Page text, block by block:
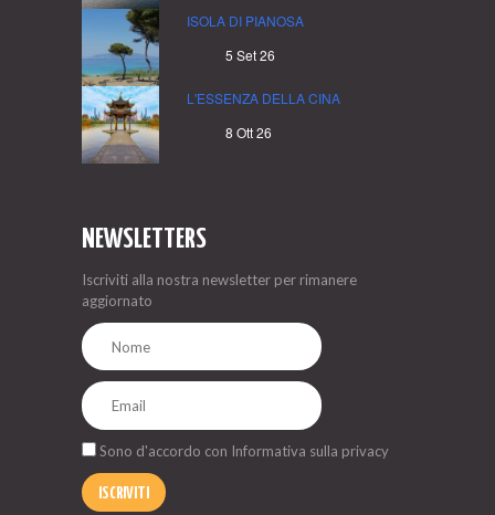
ISOLA DI PIANOSA
5 Set 26
L'ESSENZA DELLA CINA
8 Ott 26
NEWSLETTERS
Iscriviti alla nostra newsletter per rimanere
aggiornato
Sono d'accordo con Informativa sulla privacy
ISCRIVITI